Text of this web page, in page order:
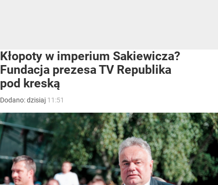
Kłopoty w imperium Sakiewicza?
Fundacja prezesa TV Republika
pod kreską
Dodano:dzisiaj 11:51